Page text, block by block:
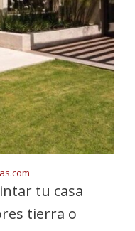
tu casa
tierra o